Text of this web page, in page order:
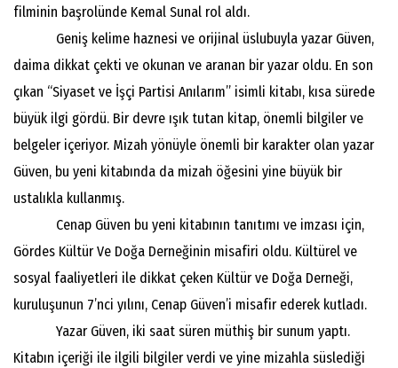
filminin başrolünde Kemal Sunal rol aldı.
Geniş kelime haznesi ve orijinal üslubuyla yazar Güven,
daima dikkat çekti ve okunan ve aranan bir yazar oldu. En son
çıkan “Siyaset ve İşçi Partisi Anılarım” isimli kitabı, kısa sürede
büyük ilgi gördü. Bir devre ışık tutan kitap, önemli bilgiler ve
belgeler içeriyor. Mizah yönüyle önemli bir karakter olan yazar
Güven, bu yeni kitabında da mizah öğesini yine büyük bir
ustalıkla kullanmış.
Cenap Güven bu yeni kitabının tanıtımı ve imzası için,
Gördes Kültür Ve Doğa Derneğinin misafiri oldu. Kültürel ve
sosyal faaliyetleri ile dikkat çeken Kültür ve Doğa Derneği,
kuruluşunun 7’nci yılını, Cenap Güven’i misafir ederek kutladı.
Yazar Güven, iki saat süren müthiş bir sunum yaptı.
Kitabın içeriği ile ilgili bilgiler verdi ve yine mizahla süslediği